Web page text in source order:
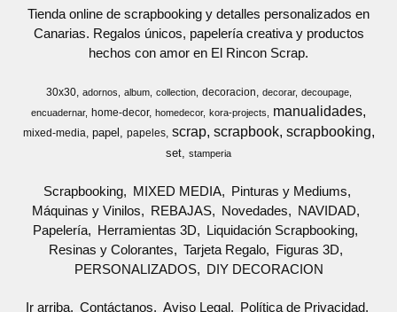
Tienda online de scrapbooking y detalles personalizados en
Canarias. Regalos únicos, papelería creativa y productos
hechos con amor en El Rincon Scrap.
30x30 adornos album collection decoracion decorar
decoupage
encuadernar
home-decor homedecor kora-projects manualidades
mixed-media papel papeles scrap scrapbook scrapbooking
set stamperia
Scrapbooking MIXED MEDIA
Pinturas y Mediums
Máquinas y Vinilos
REBAJAS Novedades
NAVIDAD
Papelería
Herramientas 3D
Liquidación Scrapbooking
Resinas y Colorantes
Tarjeta Regalo
Figuras 3D
PERSONALIZADOS
DIY DECORACION
Ir arriba Contáctanos Aviso Legal
Política de Privacidad